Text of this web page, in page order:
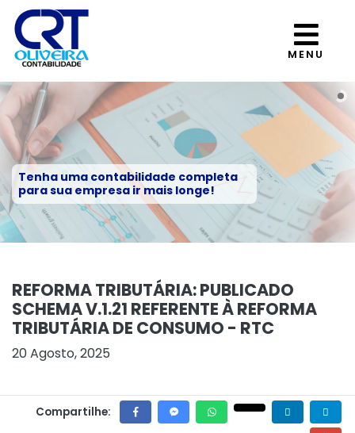
MENU
Tenha uma contabilidade completa
para sua empresa ir mais longe!
REFORMA TRIBUTÁRIA: PUBLICADO
SCHEMA V.1.21 REFERENTE À REFORMA
TRIBUTÁRIA DE CONSUMO - RTC
20 Agosto, 2025
Compartilhe: